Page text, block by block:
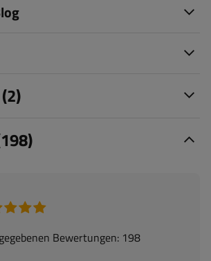
(2)
Bewertungen: 198